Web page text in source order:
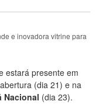
e inovadora vitrine para
estará presente em
(dia 21) e na
Nacional (dia 23).